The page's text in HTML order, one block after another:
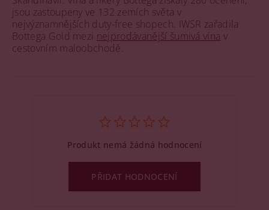
jsou zastoupeny ve 132 zemích světa v
nejvýznamnějších duty-free shopech. IWSR zařadila
Bottega Gold mezi nejprodávanější šumivá vína v
cestovním maloobchodě.
Produkt nemá žádná hodnocení
PŘIDAT HODNOCENÍ